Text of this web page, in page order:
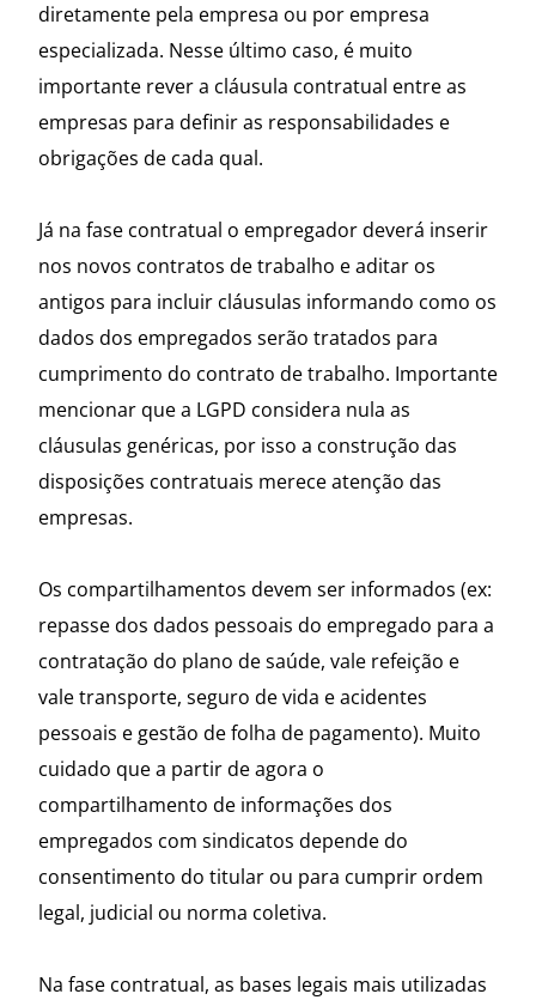
diretamente pela empresa ou por empresa
especializada. Nesse último caso, é muito
importante rever a cláusula contratual entre as
empresas para definir as responsabilidades e
obrigações de cada qual.
Já na fase contratual o empregador deverá inserir
nos novos contratos de trabalho e aditar os
antigos para incluir cláusulas informando como os
dados dos empregados serão tratados para
cumprimento do contrato de trabalho. Importante
mencionar que a LGPD considera nula as
cláusulas genéricas, por isso a construção das
disposições contratuais merece atenção das
empresas.
Os compartilhamentos devem ser informados (ex:
repasse dos dados pessoais do empregado para a
contratação do plano de saúde, vale refeição e
vale transporte, seguro de vida e acidentes
pessoais e gestão de folha de pagamento). Muito
cuidado que a partir de agora o
compartilhamento de informações dos
empregados com sindicatos depende do
consentimento do titular ou para cumprir ordem
legal, judicial ou norma coletiva.
Na fase contratual, as bases legais mais utilizadas